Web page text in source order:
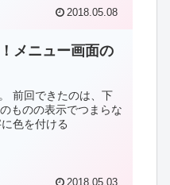
2018.05.08
メニュー画面の
前回できたのは、下
ものの表示でつまらな
色を付ける
2018.05.03